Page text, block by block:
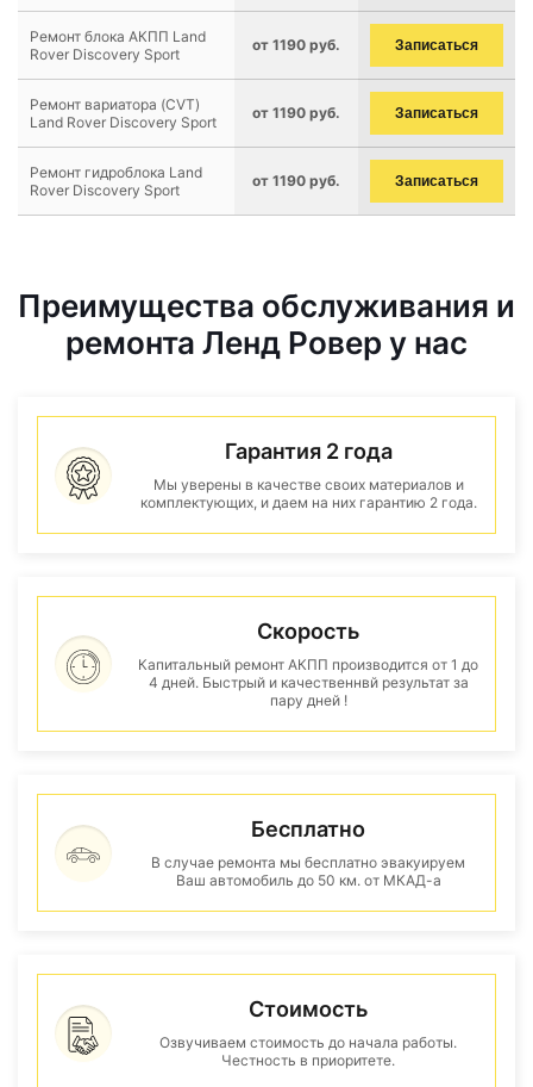
Ремонт блока АКПП Land
Rover Discovery Sport
от 1190 руб. Записаться
Ремонт вариатора (CVT)
Land Rover Discovery Sport
от 1190 руб. Записаться
Ремонт гидроблока Land
Rover Discovery Sport
от 1190 руб. Записаться
Преимущества обслуживания и
ремонта Ленд Ровер у нас
Гарантия 2 года
Мы уверены в качестве своих материалов и
комплектующих, и даем на них гарантию 2 года.
Скорость
Капитальный ремонт АКПП производится от 1 до
4 дней. Быстрый и качественнвй результат за
пару дней !
Бесплатно
В случае ремонта мы бесплатно эвакуируем
Ваш автомобиль до 50 км. от МКАД-а
Стоимость
Озвучиваем стоимость до начала работы.
Честность в приоритете.